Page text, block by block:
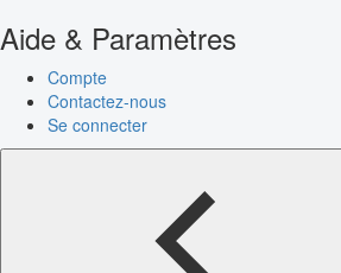
Aide & Paramètres
Compte
Contactez-nous
Se connecter